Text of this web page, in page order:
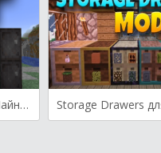
Reinforced Barrels для Майнкрафт [1.19.3, 1.19.2, 1.18.2]